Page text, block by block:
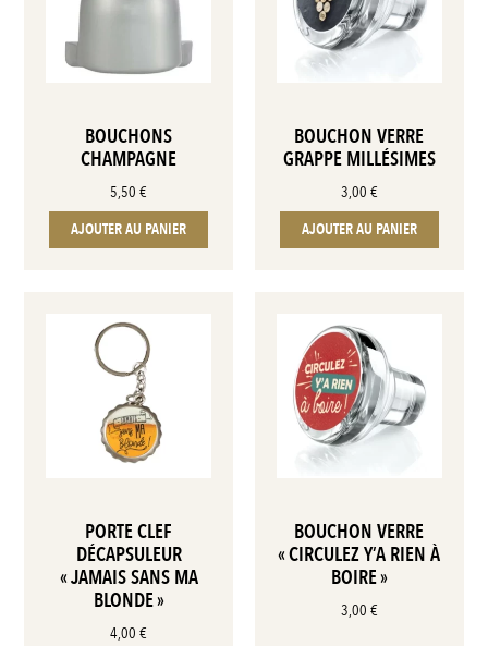
BOUCHONS
CHAMPAGNE
5,50€
AJOUTER AU PANIER
BOUCHON VERRE
GRAPPE MILLÉSIMES
3,00 €
AJOUTER AU PANIER
PORTE CLEF
DÉCAPSULEUR
« JAMAIS SANS MA
BLONDE »
4,00€
BOUCHON VERRE
« CIRCULEZ Y’A RIEN À
BOIRE »
3,00 €